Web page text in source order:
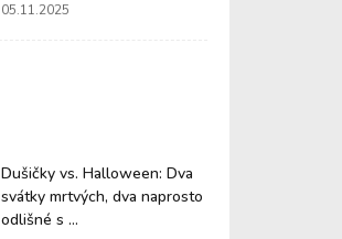
05.11.2025
Dušičky vs. Halloween: Dva
svátky mrtvých, dva naprosto
odlišné s ...